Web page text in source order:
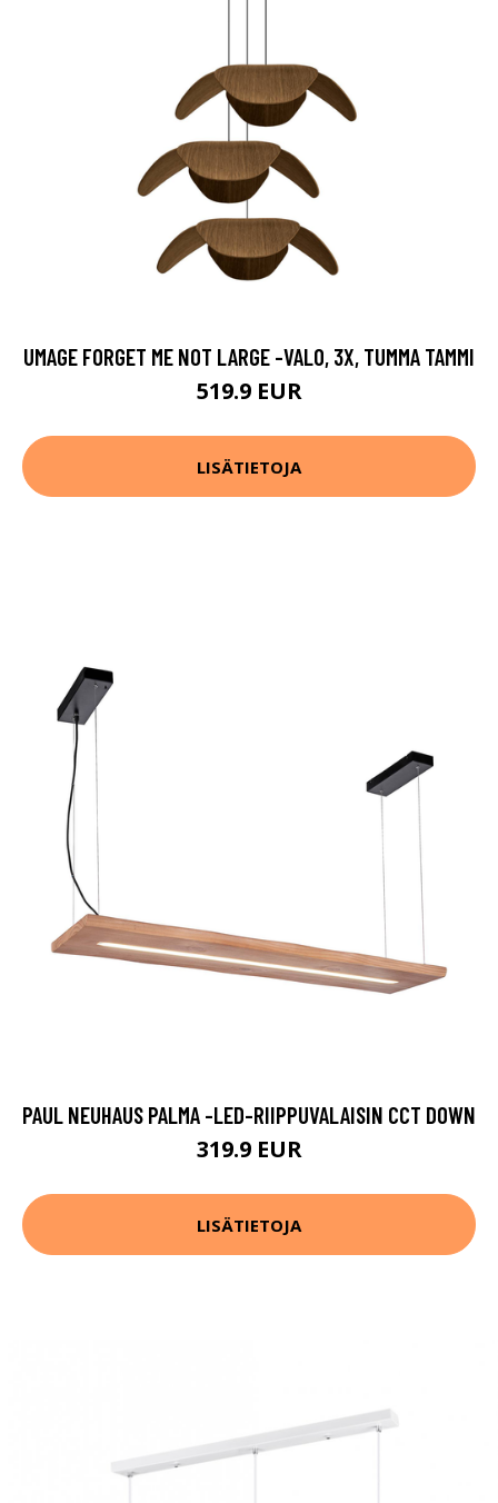
UMAGE FORGET ME NOT LARGE -VALO, 3X, TUMMA TAMMI
519.9 EUR
LISÄTIETOJA
PAUL NEUHAUS PALMA -LED-RIIPPUVALAISIN CCT DOWN
319.9 EUR
LISÄTIETOJA